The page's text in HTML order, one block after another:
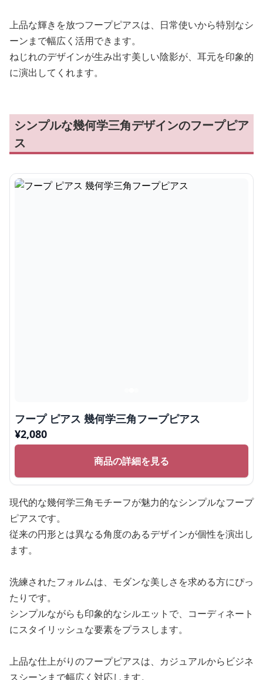
上品な輝きを放つフープピアスは、日常使いから特別なシ
ーンまで幅広く活用できます。
ねじれのデザインが生み出す美しい陰影が、耳元を印象的
に演出してくれます。
シンプルな幾何学三角デザインのフープピア
ス
フープ ピアス 幾何学三角フープピアス
¥2,080
商品の詳細を見る
現代的な幾何学三角モチーフが魅力的なシンプルなフープ
ピアスです。
従来の円形とは異なる角度のあるデザインが個性を演出し
ます。
洗練されたフォルムは、モダンな美しさを求める方にぴっ
たりです。
シンプルながらも印象的なシルエットで、コーディネート
にスタイリッシュな要素をプラスします。
上品な仕上がりのフープピアスは、カジュアルからビジネ
スシーンまで幅広く対応します。